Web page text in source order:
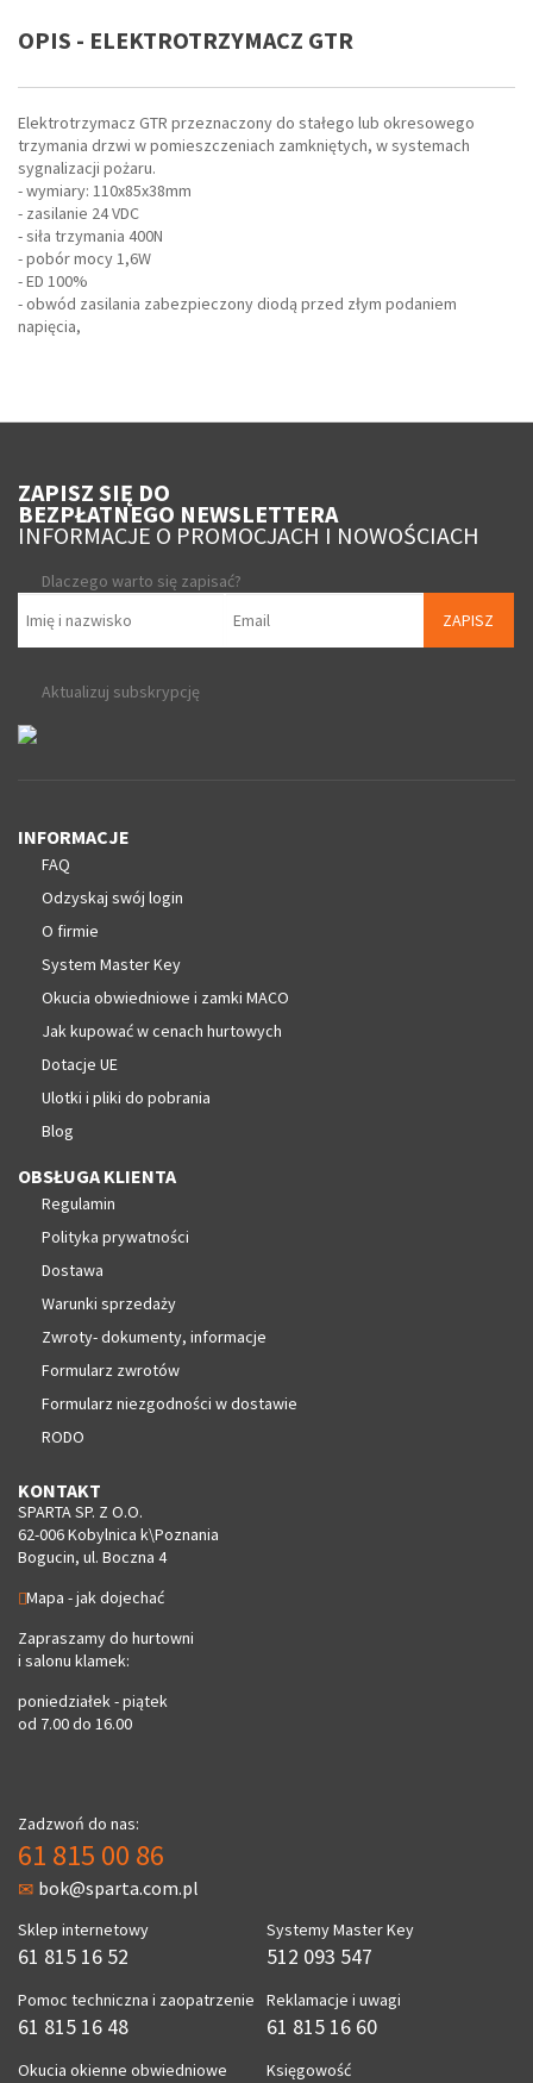
OPIS - ELEKTROTRZYMACZ GTR
Elektrotrzymacz GTR przeznaczony do stałego lub okresowego
trzymania drzwi w pomieszczeniach zamkniętych, w systemach
sygnalizacji pożaru.
- wymiary: 110x85x38mm
- zasilanie 24 VDC
- siła trzymania 400N
- pobór mocy 1,6W
- ED 100%
- obwód zasilania zabezpieczony diodą przed złym podaniem
napięcia,
ZAPISZ SIĘ DO
BEZPŁATNEGO NEWSLETTERA
INFORMACJE O PROMOCJACH I NOWOŚCIACH
Dlaczego warto się zapisać?
ZAPISZ
Aktualizuj subskrypcję
INFORMACJE
FAQ
Odzyskaj swój login
O firmie
System Master Key
Okucia obwiedniowe i zamki MACO
Jak kupować w cenach hurtowych
Dotacje UE
Ulotki i pliki do pobrania
Blog
OBSŁUGA KLIENTA
Regulamin
Polityka prywatności
Dostawa
Warunki sprzedaży
Zwroty- dokumenty, informacje
Formularz zwrotów
Formularz niezgodności w dostawie
RODO
KONTAKT
SPARTA SP. Z O.O.
62-006 Kobylnica k\Poznania
Bogucin, ul. Boczna 4
Mapa - jak dojechać
Zapraszamy do hurtowni
i salonu klamek:
poniedziałek - piątek
od 7.00 do 16.00
Zadzwoń do nas:
61 815 00 86
bok@sparta.com.pl
Sklep internetowy
61 815 16 52
Pomoc techniczna i zaopatrzenie
61 815 16 48
Okucia okienne obwiedniowe
Systemy Master Key
512 093 547
Reklamacje i uwagi
61 815 16 60
Księgowość